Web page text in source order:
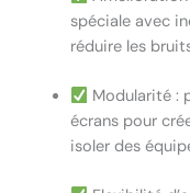
spéciale avec
réduire les
Modularité :
écrans pour
isoler des